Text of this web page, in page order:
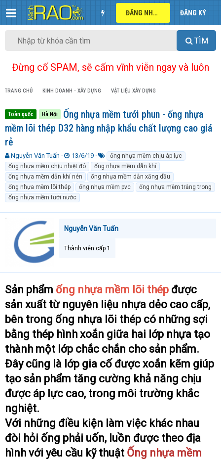
ĐĂNG NHẬP ĐĂNG KÝ
TÌM
Đừng cố SPAM, sẽ cấm vĩnh viễn ngay và luôn
TRANG CHỦ KINH DOANH - XÂY DỰNG VẬT LIỆU XÂY DỰNG
Toàn quốc Hà Nội
Ống nhựa mềm tưới phun - ống nhựa
mềm lõi thép D32 hàng nhập khẩu chất lượng cao giá
rẻ
T
h
r
e
a
d
Nguyễn Văn Tuấn
N
g
à
y
g
ử
13/6/19
ừ
k
h
ó
ống nhựa mềm chịu áp lực
ống nhựa mềm chịu nhiệt đô
ống nhựa mềm dẫn khí
ống nhựa mềm dẫn khí nén
ống nhựa mềm dẫn xăng dầu
ống nhựa mềm lõi thép
ống nhựa mềm pvc
ống nhựa mềm trắng trong
ống nhựa mềm tưới nước
Nguyễn Văn Tuấn
Thành viên cấp 1
Sản phẩm ống nhựa mềm lõi thép được
sản xuất từ nguyên liệu nhựa dẻo cao cấp,
bên trong ống nhựa lõi thép có những sợi
bằng thép hình xoắn giữa hai lớp nhựa tạo
thành một lớp chắc chắn cho sản phẩm.
Đây cũng là lớp gia cố được xoắn kẽm giúp
tạo sản phẩm tăng cường khả năng chịu
được áp lực cao, trong môi trường khắc
nghiệt.
Với những điều kiện làm việc khác nhau
đòi hỏi ống phải uốn, luồn được theo địa
hình với yêu cầu kỹ thuật Ống nhựa mềm